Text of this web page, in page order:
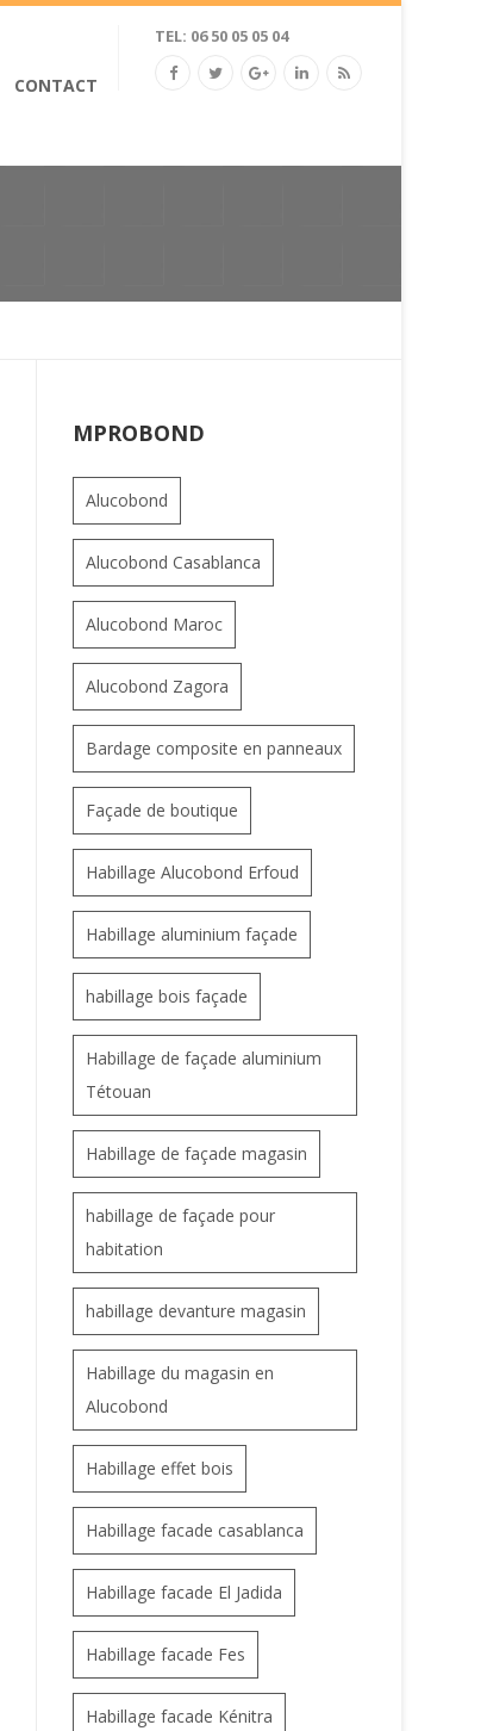
TEL: 06 50 05 05 04
CONTACT
MPROBOND
Alucobond
Alucobond Casablanca
Alucobond Maroc
Alucobond Zagora
Bardage composite en panneaux
Façade de boutique
Habillage Alucobond Erfoud
Habillage aluminium façade
habillage bois façade
Habillage de façade aluminium
Tétouan
Habillage de façade magasin
habillage de façade pour
habitation
habillage devanture magasin
Habillage du magasin en
Alucobond
Habillage effet bois
Habillage facade casablanca
Habillage facade El Jadida
Habillage facade Fes
Habillage facade Kénitra